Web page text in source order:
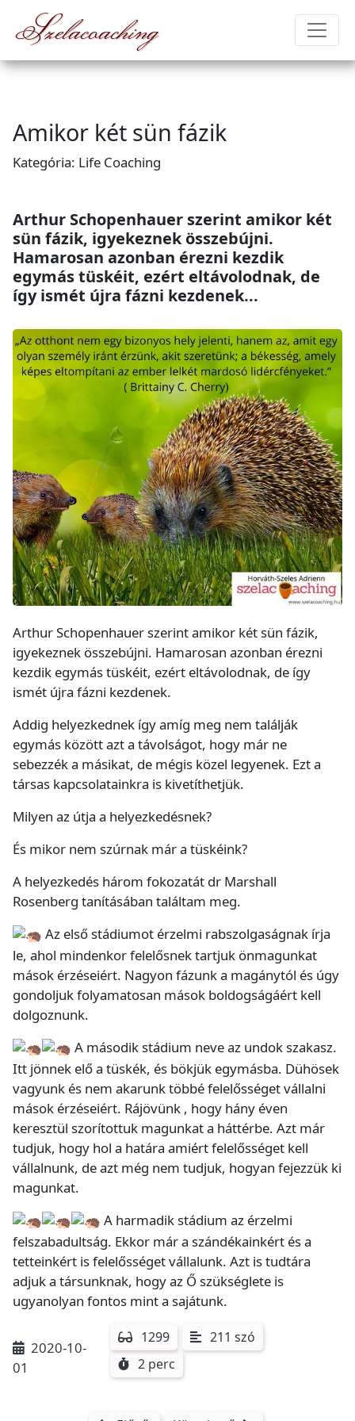
Szelacoaching
Amikor két sün fázik
Kategória: Life Coaching
Arthur Schopenhauer szerint amikor két
sün fázik, igyekeznek összebújni.
Hamarosan azonban érezni kezdik
egymás tüskéit, ezért eltávolodnak, de
így ismét újra fázni kezdenek...
Arthur Schopenhauer szerint amikor két sün fázik,
igyekeznek összebújni. Hamarosan azonban érezni
kezdik egymás tüskéit, ezért eltávolodnak, de így
ismét újra fázni kezdenek.
Addig helyezkednek így amíg meg nem találják
egymás között azt a távolságot, hogy már ne
sebezzék a másikat, de mégis közel legyenek. Ezt a
társas kapcsolatainkra is kivetíthetjük.
Milyen az útja a helyezkedésnek?
És mikor nem szúrnak már a tüskéink?
A helyezkedés három fokozatát dr Marshall
Rosenberg tanításában találtam meg.
Az első stádiumot érzelmi rabszolgaságnak írja
le, ahol mindenkor felelősnek tartjuk önmagunkat
mások érzéseiért. Nagyon fázunk a magánytól és úgy
gondoljuk folyamatosan mások boldogságáért kell
dolgoznunk.
A második stádium neve az undok szakasz.
Itt jönnek elő a tüskék, és bökjük egymásba. Dühösek
vagyunk és nem akarunk többé felelősséget vállalni
mások érzéseiért. Rájövünk , hogy hány éven
keresztül szorítottuk magunkat a háttérbe. Azt már
tudjuk, hogy hol a határa amiért felelősséget kell
vállalnunk, de azt még nem tudjuk, hogyan fejezzük ki
magunkat.
A harmadik stádium az érzelmi
felszabadultság. Ekkor már a szándékainkért és a
tetteinkért is felelősséget vállalunk. Azt is tudtára
adjuk a társunknak, hogy az Ő szükséglete is
ugyanolyan fontos mint a sajátunk.
2020-10-
01
1299
211 szó
2 perc